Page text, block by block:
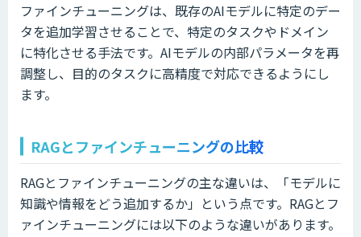
ファインチューニングは、既存のAIモデルに特定のデー
タを追加学習させることで、特定のタスクやドメイン
に特化させる手法です。AIモデルの内部パラメータを再
調整し、目的のタスクに高精度で対応できるようにし
ます。
RAGとファインチューニングの比較
RAGとファインチューニングの主な違いは、「モデルに
知識や情報をどう追加するか」という点です。RAGとフ
ァインチューニングには以下のような違いがあります。